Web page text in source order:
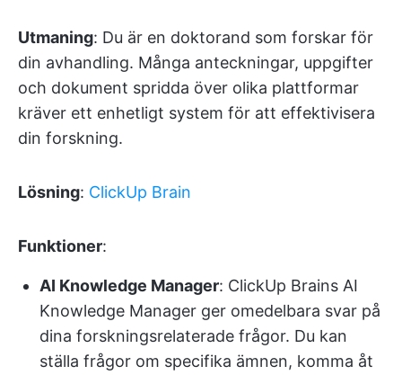
Utmaning: Du är en doktorand som forskar för
din avhandling. Många anteckningar, uppgifter
och dokument spridda över olika plattformar
kräver ett enhetligt system för att effektivisera
din forskning.
Lösning: ClickUp Brain
Funktioner:
AI Knowledge Manager: ClickUp Brains AI
Knowledge Manager ger omedelbara svar på
dina forskningsrelaterade frågor. Du kan
ställa frågor om specifika ämnen, komma åt